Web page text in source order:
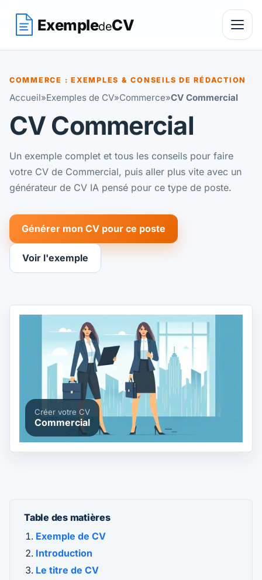
ExempledeCV
COMMERCE : EXEMPLES & CONSEILS DE RÉDACTION
Accueil»Exemples de CV»Commerce»CV Commercial
CV Commercial
Un exemple complet et tous les conseils pour faire
votre CV de Commercial, puis aller plus vite avec un
générateur de CV IA pensé pour ce type de poste.
Générer mon CV pour ce poste
Voir l'exemple
Créer votre CV
Commercial
Table des matières
Exemple de CV
Introduction
Le titre de CV